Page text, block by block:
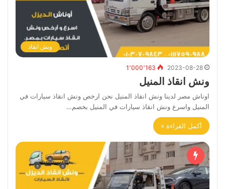
ونش انقاذ
2023-08-28 1٬000٬163
ونش انقاذ المنيل
اوناش مصر لدينا ونش انقاذ المنيل نحن ارخص ونش انقاذ سيارات في
المنيل واسرع ونش انقاذ سيارات في المنيل بخصم…
أكمل القراءة »